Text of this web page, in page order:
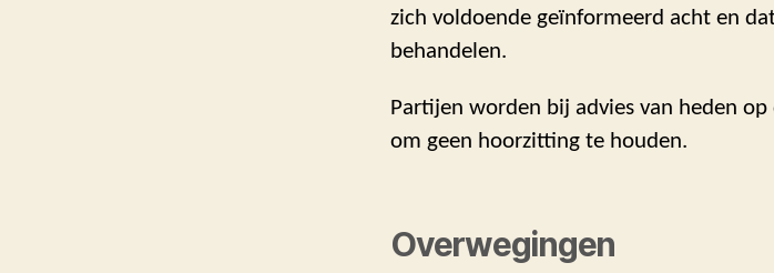
zich voldoende geïnformeerd acht en
behandelen.
Partijen worden bij advies van heden
om geen hoorzitting te houden.
Overwegingen